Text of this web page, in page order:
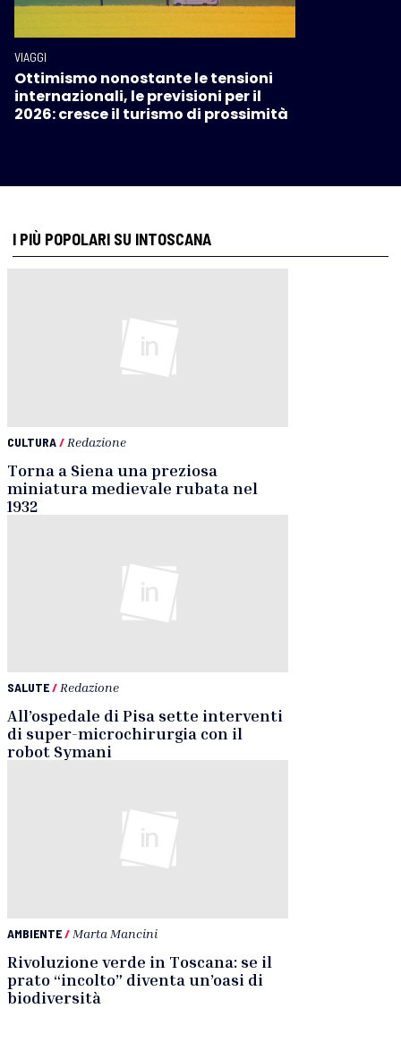
VIAGGI
Ottimismo nonostante le tensioni
internazionali, le previsioni per il
2026: cresce il turismo di prossimità
I PIÙ POPOLARI SU INTOSCANA
CULTURA/ Redazione
Torna a Siena una preziosa
miniatura medievale rubata nel
1932
SALUTE/ Redazione
All’ospedale di Pisa sette interventi
di super-microchirurgia con il
robot Symani
AMBIENTE/ Marta Mancini
Rivoluzione verde in Toscana: se il
prato “incolto” diventa un’oasi di
biodiversità